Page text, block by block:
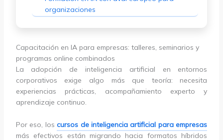
organizaciones
Capacitación en IA para empresas: talleres, seminarios y
programas online combinados
La adopción de inteligencia artificial en entornos
corporativos exige algo más que teoría: necesita
experiencias prácticas, acompañamiento experto y
aprendizaje continuo.
Por eso, loscursos de inteligencia artificial para empresas
más efectivos están migrando hacia formatos híbridos